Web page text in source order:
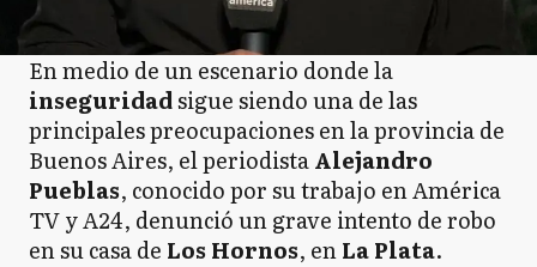
En medio de un escenario donde la
inseguridadsigue siendo una de las
principales preocupaciones en la provincia de
Buenos Aires, el periodistaAlejandro
Pueblas, conocido por su trabajo en América
TV y A24, denunció un grave intento de robo
en su casa de Los Hornos, enLa Plata.